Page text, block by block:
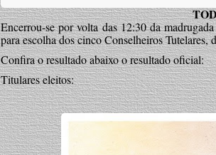
Encerrou-se por volta das 12:30 da
para escolha dos cinco Conselheiros
Confira o resultado abaixo o resultado oficial:
Titulares eleitos: